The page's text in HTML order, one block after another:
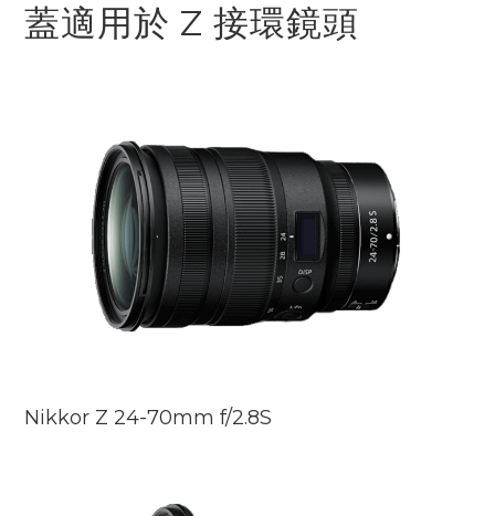
蓋適用於 Z 接環鏡頭
Nikkor Z 24-70mm f/2.8S